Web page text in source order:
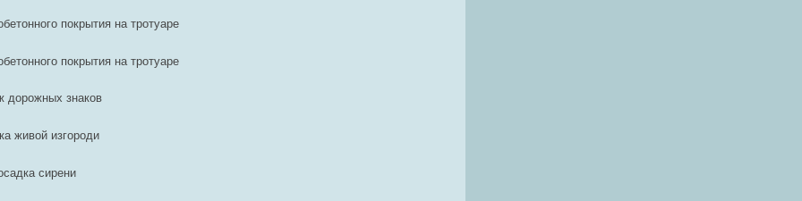
покрытия на тротуаре
покрытия на тротуаре
дорожных знаков
живой изгороди
сирени